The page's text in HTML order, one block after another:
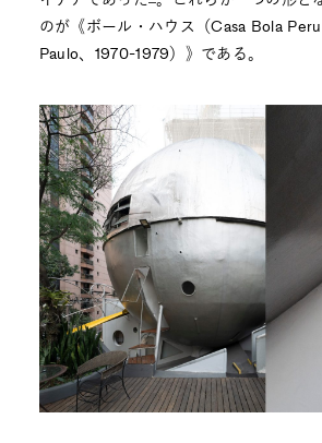
のが《ボール・ハウス（Casa Bola
Paulo、1970-1979）》である。